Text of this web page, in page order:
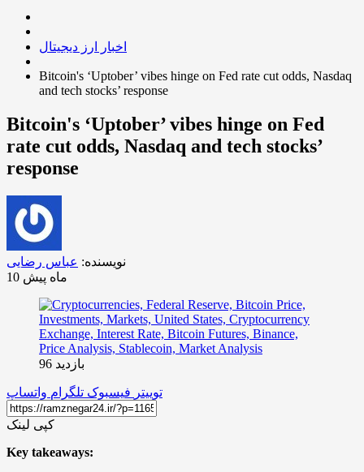
اخبار ارز دیجیتال
Bitcoin's ‘Uptober’ vibes hinge on Fed rate cut odds, Nasdaq
and tech stocks’ response
Bitcoin's ‘Uptober’ vibes hinge on Fed
rate cut odds, Nasdaq and tech stocks’
response
نویسنده: عباس رضایی
10 ماه پیش
بازدید 96
توییتر فیسبوک تلگرام واتساپ
کپی لینک
Key takeaways: